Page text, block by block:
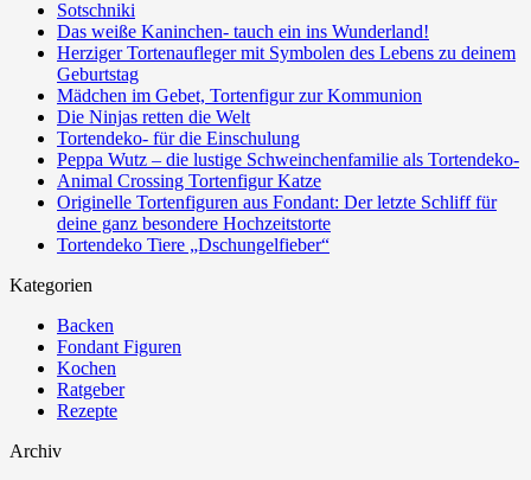
Sotschniki
Das weiße Kaninchen- tauch ein ins Wunderland!
Herziger Tortenaufleger mit Symbolen des Lebens zu deinem
Geburtstag
Mädchen im Gebet, Tortenfigur zur Kommunion
Die Ninjas retten die Welt
Tortendeko- für die Einschulung
Peppa Wutz – die lustige Schweinchenfamilie als Tortendeko-
Animal Crossing Tortenfigur Katze
Originelle Tortenfiguren aus Fondant: Der letzte Schliff für
deine ganz besondere Hochzeitstorte
Tortendeko Tiere „Dschungelfieber“
Kategorien
Backen
Fondant Figuren
Kochen
Ratgeber
Rezepte
Archiv